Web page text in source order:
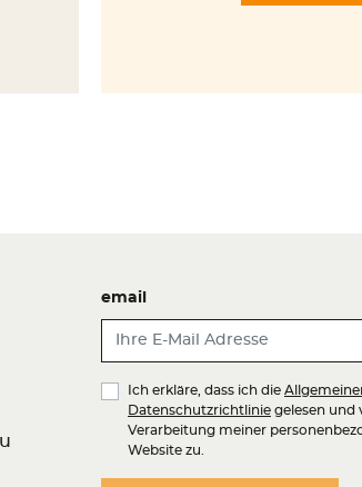
email
Ich erkläre, dass ich die
Datenschutzrichtliniegelesen und
Verarbeitung meiner
Website zu.